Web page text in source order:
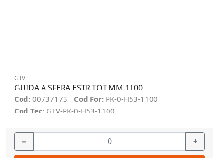
GTV
GUIDA A SFERA ESTR.TOT.MM.1100
Cod: 00737173 Cod For: PK-0-H53-1100
Cod Tec: GTV-PK-0-H53-1100
− +